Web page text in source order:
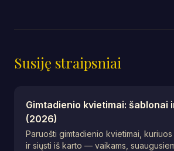
Susiję straipsniai
Gimtadienio kvietimai: šablonai
(2026)
Paruošti gimtadienio kvietimai,
ir siųsti iš karto — vaikams,